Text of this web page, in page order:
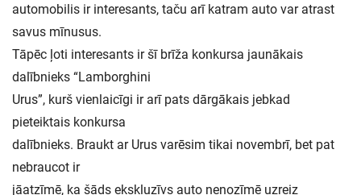
automobilis ir interesants, taču arī katram auto var atrast
savus mīnusus.
Tāpēc ļoti interesants ir šī brīža konkursa jaunākais
dalībnieks “Lamborghini
Urus”, kurš vienlaicīgi ir arī pats dārgākais jebkad
pieteiktais konkursa
dalībnieks. Braukt ar Urus varēsim tikai novembrī, bet pat
nebraucot ir
jāatzīmē, ka šāds ekskluzīvs auto nenozīmē uzreiz